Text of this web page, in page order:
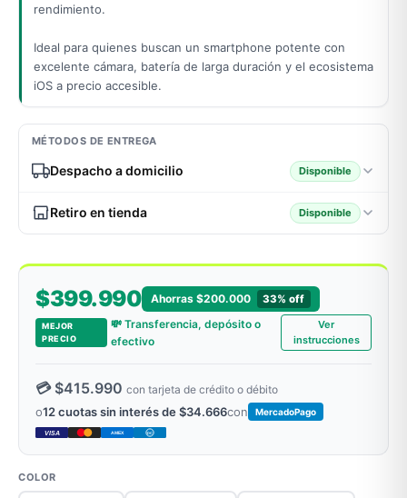
rendimiento.
Ideal para quienes buscan un smartphone potente con
excelente cámara, batería de larga duración y el ecosistema
iOS a precio accesible.
MÉTODOS DE ENTREGA
Despacho a domicilio Disponible
Retiro en tienda Disponible
$399.990 Ahorras $200.000 33% off
MEJOR
PRECIO
💸 Transferencia, depósito o
efectivo
Ver
instrucciones
💳 $415.990 con tarjeta de crédito o débito
o12 cuotas sin interés de $34.666con MercadoPago
VISA AMEX DC
COLOR